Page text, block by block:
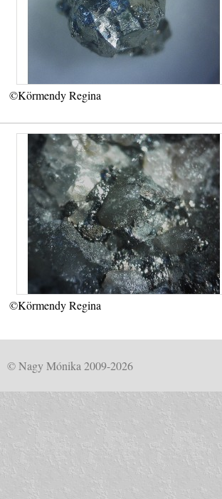
©Körmendy Regina
©Körmendy Regina
© Nagy Mónika 2009-2026